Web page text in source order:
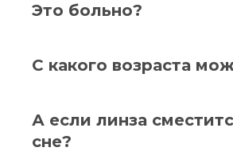
Это больно?
С какого возраста
А если линза
сне?